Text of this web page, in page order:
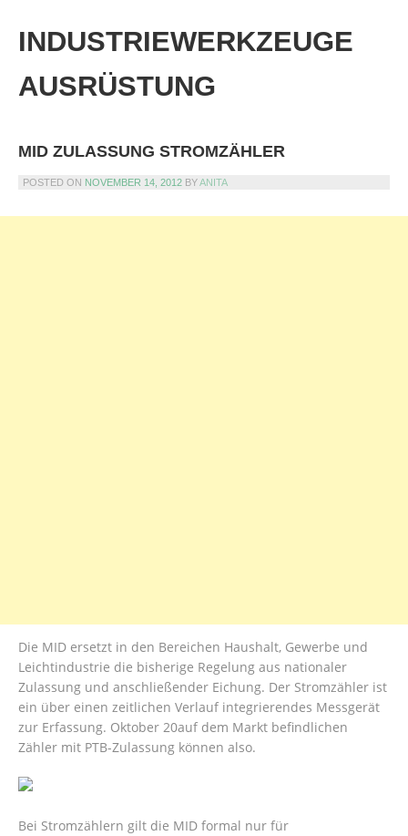
content
INDUSTRIEWERKZEUGE
AUSRÜSTUNG
MID ZULASSUNG STROMZÄHLER
POSTED ON NOVEMBER 14, 2012 BYANITA
Die MID ersetzt in den Bereichen Haushalt, Gewerbe und
Leichtindustrie die bisherige Regelung aus nationaler
Zulassung und anschließender Eichung. Der Stromzähler ist
ein über einen zeitlichen Verlauf integrierendes Messgerät
zur Erfassung. Oktober 20auf dem Markt befindlichen
Zähler mit PTB-Zulassung können also.
Bei Stromzählern gilt die MID formal nur für